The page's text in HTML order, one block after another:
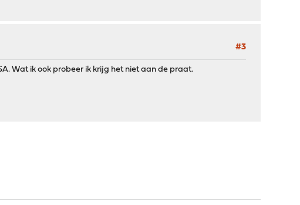
#3
Wat ik ook probeer ik krijg het niet aan de praat.